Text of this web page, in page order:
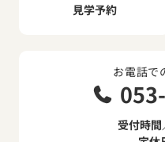
見学予約
お電話で
受付時